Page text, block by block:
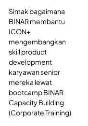
Simak bagaimana
BINAR membantu
ICON+
mengembangkan
skill product
development
karyawan senior
mereka lewat
bootcamp BINAR
Capacity Building
(Corporate Training)